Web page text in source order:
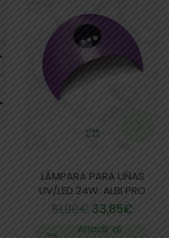
LÁMPARA PARA UÑAS
UV/LED 24W. ALBI PRO
51,00€ 33,85€
Añadir al